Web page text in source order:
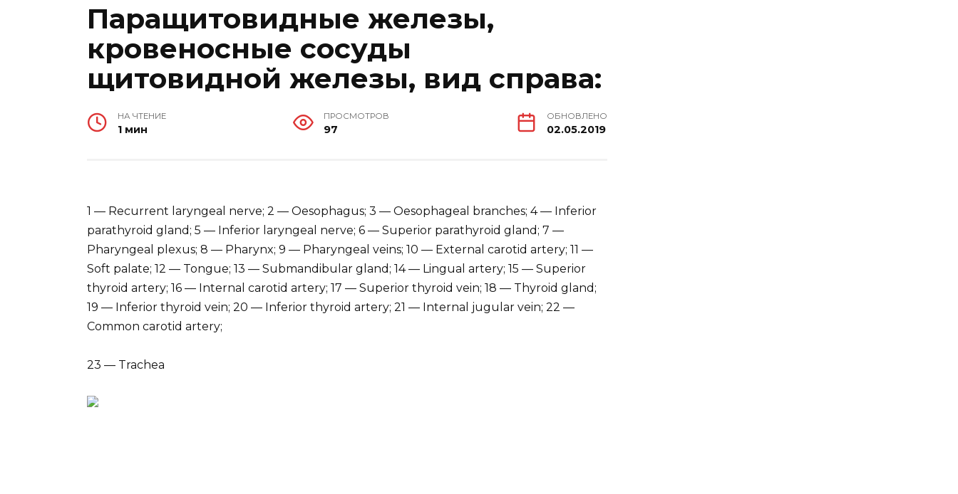
Паращитовидные железы,
кровеносные сосуды
щитовидной железы, вид справа:
НА ЧТЕНИЕ
1 мин
ПРОСМОТРОВ
97
ОБНОВЛЕНО
02.05.2019
1 — Recurrent laryngeal nerve; 2 — Oesophagus; 3 — Oesophageal branches; 4 — Inferior
parathyroid gland; 5 — Inferior laryngeal nerve; 6 — Superior parathyroid gland; 7 —
Pharyngeal plexus; 8 — Pharynx; 9 — Pharyngeal veins; 10 — External carotid artery; 11 —
Soft palate; 12 — Tongue; 13 — Submandibular gland; 14 — Lingual artery; 15 — Superior
thyroid artery; 16 — Internal carotid artery; 17 — Superior thyroid vein; 18 — Thyroid gland;
19 — Inferior thyroid vein; 20 — Inferior thyroid artery; 21 — Internal jugular vein; 22 —
Common carotid artery;
23 — Trachea